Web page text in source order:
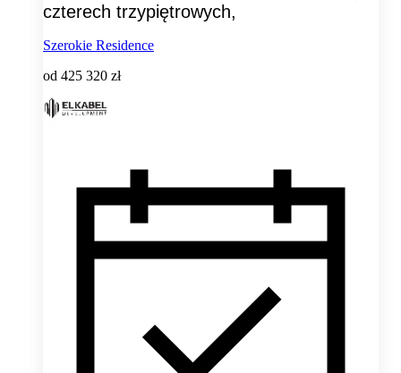
czterech trzypiętrowych,
Szerokie Residence
od 425 320 zł